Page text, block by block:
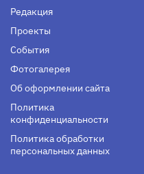
Редакция
Проекты
События
Фотогалерея
Об оформлении сайта
Политика
конфиденциальности
Политика обработки
персональных данных